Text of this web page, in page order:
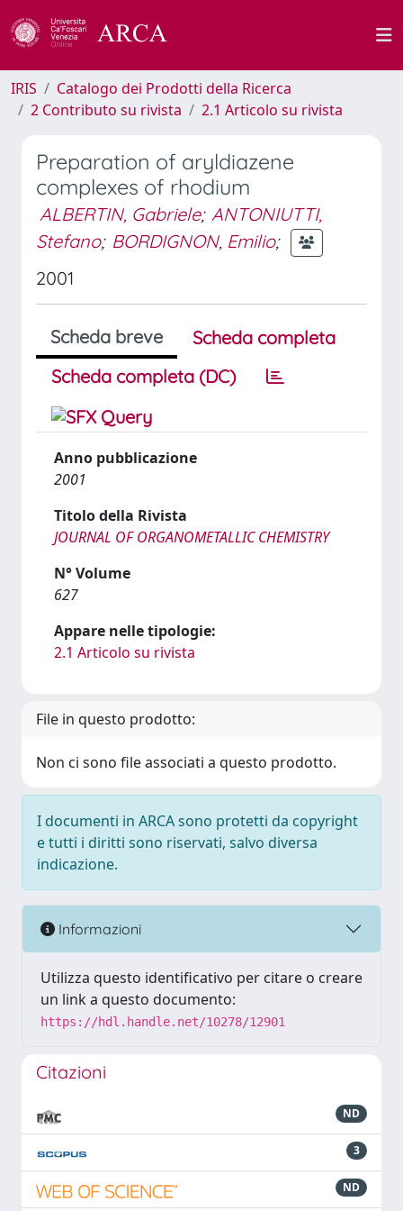
IRIS
Catalogo dei Prodotti della Ricerca
2 Contributo su rivista
2.1 Articolo su rivista
Preparation of aryldiazene
complexes of rhodium
ALBERTIN, Gabriele; ANTONIUTTI,
Stefano; BORDIGNON, Emilio;
2001
Scheda breve
Scheda completa
Scheda completa (DC)
Anno pubblicazione
2001
Titolo della Rivista
JOURNAL OF ORGANOMETALLIC CHEMISTRY
N° Volume
627
Appare nelle tipologie:
2.1 Articolo su rivista
File in questo prodotto:
Non ci sono file associati a questo prodotto.
I documenti in ARCA sono protetti da copyright
e tutti i diritti sono riservati, salvo diversa
indicazione.
Informazioni
Utilizza questo identificativo per citare o creare
un link a questo documento:
https://hdl.handle.net/10278/12901
Citazioni
ND
3
ND